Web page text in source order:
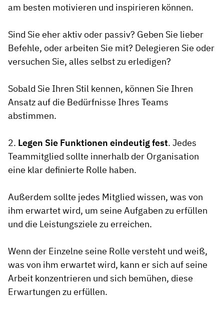
am besten motivieren und inspirieren können.
Sind Sie eher aktiv oder passiv? Geben Sie lieber
Befehle, oder arbeiten Sie mit? Delegieren Sie oder
versuchen Sie, alles selbst zu erledigen?
Sobald Sie Ihren Stil kennen, können Sie Ihren
Ansatz auf die Bedürfnisse Ihres Teams
abstimmen.
2. Legen Sie Funktionen eindeutig fest. Jedes
Teammitglied sollte innerhalb der Organisation
eine klar definierte Rolle haben.
Außerdem sollte jedes Mitglied wissen, was von
ihm erwartet wird, um seine Aufgaben zu erfüllen
und die Leistungsziele zu erreichen.
Wenn der Einzelne seine Rolle versteht und weiß,
was von ihm erwartet wird, kann er sich auf seine
Arbeit konzentrieren und sich bemühen, diese
Erwartungen zu erfüllen.